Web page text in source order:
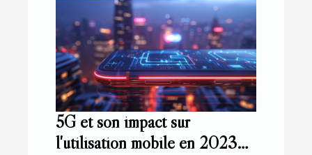
5G et son impact sur
l'utilisation mobile en 2023